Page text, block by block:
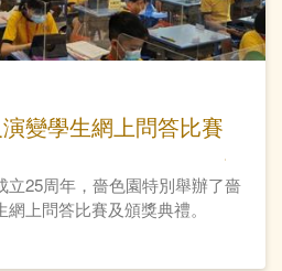
變學生網上問答比賽
立25周年，嗇色園特別舉辦了嗇
上問答比賽及頒獎典禮。